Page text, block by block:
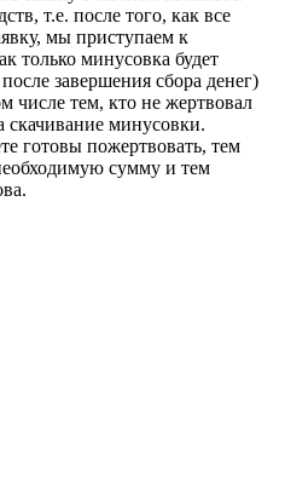
т.е. после того, как все
мы приступаем к
только минусовка будет
завершения сбора денег)
числе тем, кто не жертвовал
скачивание минусовки.
готовы пожертвовать, тем
сумму и тем